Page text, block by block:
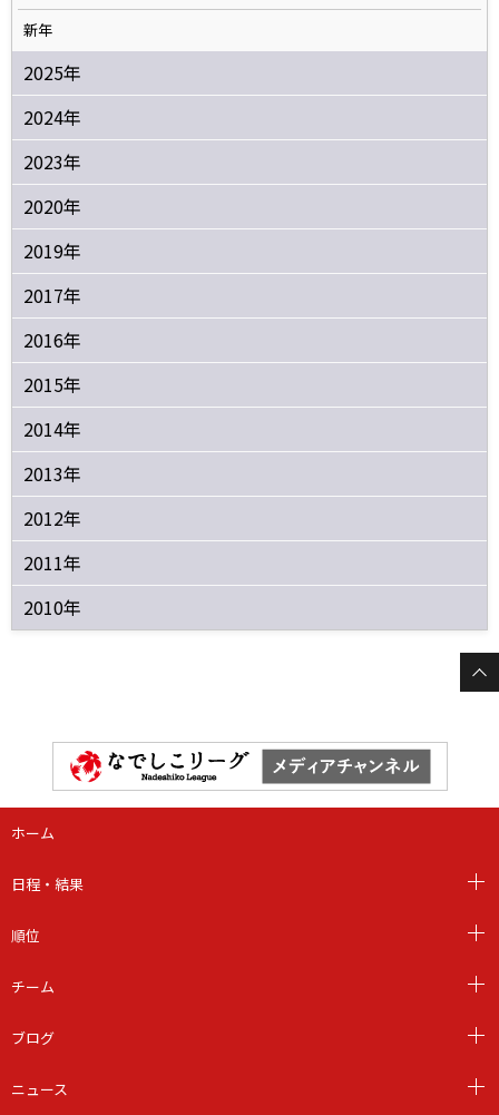
新年
2025年
2024年
2023年
2020年
2019年
2017年
2016年
2015年
2014年
2013年
2012年
2011年
2010年
ホーム
日程・結果
順位
チーム
ブログ
ニュース